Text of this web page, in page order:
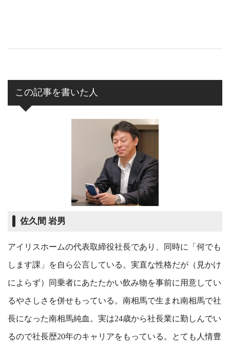
この記事を書いた人
佐久間 岩男
アイリスホームの代表取締役社長であり、同時に「何でも
します課」を自ら公言している。実直な性格だが（見かけ
によらず）同乗者にあたたかい飲み物を事前に用意してい
るやさしさを併せもっている。南相馬で生まれ南相馬で社
長になった南相馬純血。実は24歳から社長業に勤しんでい
るので社長歴20年のキャリアをもっている。とても人情豊